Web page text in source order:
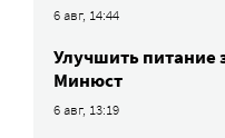
6 авг, 14:44
Улучшить
Минюст
6 авг, 13:19